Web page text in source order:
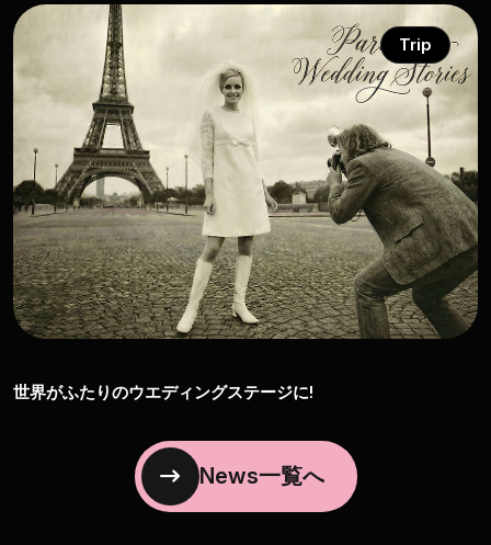
Trip
世界がふたりのウエディングステージに!